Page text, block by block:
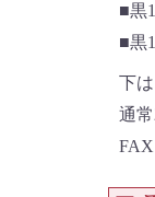
■黒1
■黒1
下は
通常
FAX